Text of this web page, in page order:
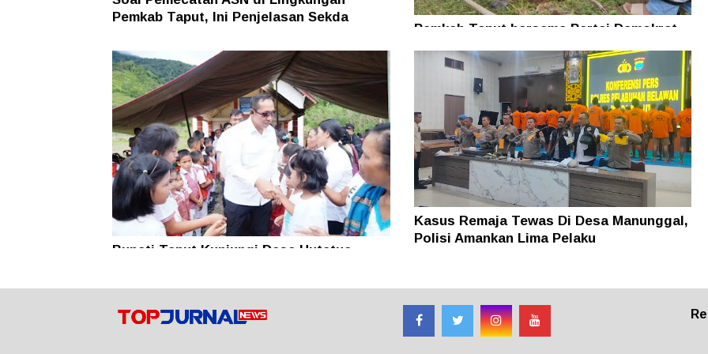
Pemkab Taput, Ini Penjelasan Sekda
Pemkab Taput bersama Partai Demokrat
Alam
Bupati Taput Kunjungi Desa Hutatua
Kasus Remaja Tewas Di Desa Manunggal,
Polisi Amankan Lima Pelaku